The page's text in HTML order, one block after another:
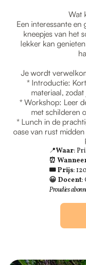
Wat
Een interessante en
kneepjes van het
lekker kan
Je wordt
* Introductie:
materiaal,
* Workshop: Leer
met schilderen
* Lunch in de
oase van rust
📍Waar:
⏰
🎟 Prijs:
😀 Docent:
Proudies